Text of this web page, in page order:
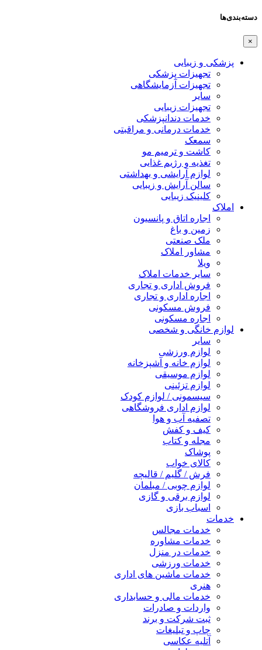
دسته‌بندی‌ها
×
پزشکی و زیبایی
تجهیزات پزشکی
تجهیزات آزمایشگاهی
سایر
تجهیزات زیبایی
خدمات دندانپزشکی
خدمات درمانی و مراقبتی
سمعک
کاشت و ترمیم مو
تغذیه و رژیم غذایی
لوازم آرایشی و بهداشتی
سالن آرایش و زیبایی
کلینیک زیبایی
املاک
اجاره اتاق و پانسیون
زمین و باغ
ملک صنعتی
مشاور املاک
ویلا
سایر خدمات املاک
فروش اداری و تجاری
اجاره اداری و تجاری
فروش مسکونی
اجاره مسکونی
لوازم خانگی و شخصی
سایر
لوازم ورزشی
لوازم خانه و آشپزخانه
لوازم موسیقی
لوازم تزئینی
سیسمونی / لوازم کودک
لوازم اداری فروشگاهی
تصفیه آب و هوا
کیف و کفش
مجله و کتاب
پوشاک
کالای خواب
فرش / گلیم / قالیچه
لوازم چوبی / مبلمان
لوازم برقی و گازی
اسباب بازی
خدمات
خدمات مجالس
خدمات مشاوره
خدمات در منزل
خدمات ورزشی
خدمات ماشین های اداری
هنری
خدمات مالی و حسابداری
واردات و صادرات
ثبت شرکت و برند
چاپ و تبلیغات
آتلیه عکاسی